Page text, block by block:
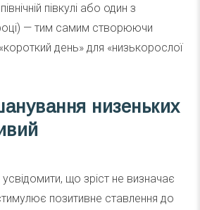
півкулі або один з
— тим самим створюючи
день» для «низькорослої
низеньких
що зріст не визначає
позитивне ставлення до